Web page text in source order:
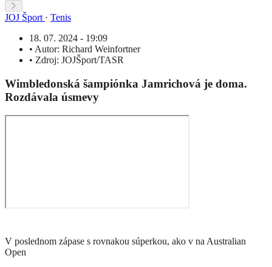
JOJ Šport · Tenis
18. 07. 2024 - 19:09
• Autor: Richard Weinfortner
• Zdroj: JOJŠport/TASR
Wimbledonská šampiónka Jamrichová je doma.
Rozdávala úsmevy
V poslednom zápase s rovnakou súperkou, ako v na Australian
Open